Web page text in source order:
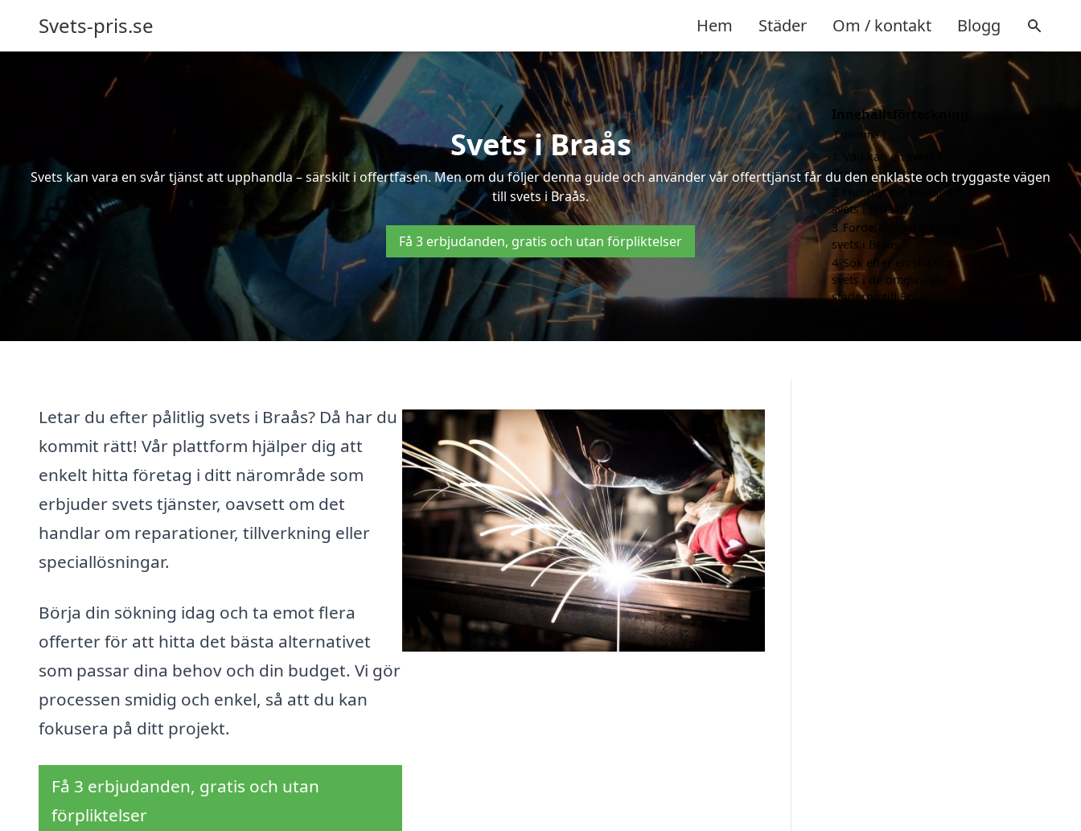
Svets-pris.se Hem Städer Om / kontakt Blogg
Svets i Braås
Svets kan vara en svår tjänst att upphandla – särskilt i offertfasen. Men om du följer denna guide och använder vår offerttjänst får du den enklaste och tryggaste vägen
till svets i Braås.
Få 3 erbjudanden, gratis och utan förpliktelser
Letar du efter pålitlig svets i Braås? Då har du
kommit rätt! Vår plattform hjälper dig att
enkelt hitta företag i ditt närområde som
erbjuder svets tjänster, oavsett om det
handlar om reparationer, tillverkning eller
speciallösningar.
Börja din sökning idag och ta emot flera
offerter för att hitta det bästa alternativet
som passar dina behov och din budget. Vi gör
processen smidig och enkel, så att du kan
fokusera på ditt projekt.
Få 3 erbjudanden, gratis och utan
förpliktelser
Innehållsförteckning
gömma
Vad kan en svets i
Braås hjälpa till med?
Hur mycket kostar en
svets i Braås?
3 Fördelar med att välja
svets i Braås
4 Sök efter en skicklig
svets i de omgivande
städerna till Braås